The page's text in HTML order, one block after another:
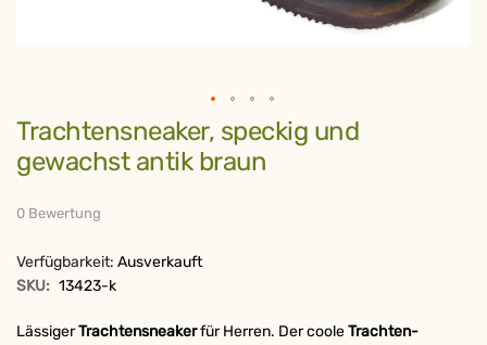
Zum
Anfang
der
Bildergalerie
springen
Trachtensneaker, speckig und
gewachst antik braun
0 Bewertung
Verfügbarkeit: Ausverkauft
SKU: 13423-k
LässigerTrachtensneakerfür Herren. Der cooleTrachten-